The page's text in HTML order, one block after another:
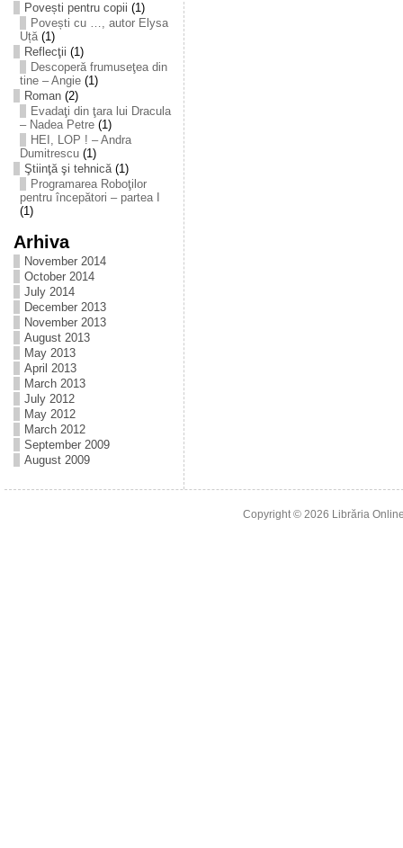
Povești pentru copii (1)
Povești cu …, autor Elysa
Uță(1)
Reflecţii (1)
Descoperă frumuseţea din
tine – Angie(1)
Roman(2)
Evadaţi din ţara lui Dracula
– Nadea Petre(1)
HEI, LOP ! – Andra
Dumitrescu(1)
Ştiinţă şi tehnică(1)
Programarea Roboţilor
pentru începători – partea I
(1)
Arhiva
November 2014
October 2014
July 2014
December 2013
November 2013
August 2013
May 2013
April 2013
March 2013
July 2012
May 2012
March 2012
September 2009
August 2009
Copyright © 2026 Librăria